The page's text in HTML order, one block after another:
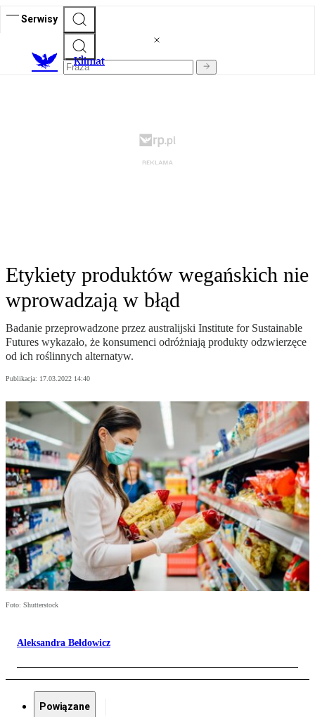
Serwisy
Klimat
Etykiety produktów wegańskich nie
wprowadzają w błąd
Badanie przeprowadzone przez australijski Institute for Sustainable
Futures wykazało, że konsumenci odróżniają produkty odzwierzęce
od ich roślinnych alternatyw.
Publikacja: 17.03.2022 14:40
Foto: Shutterstock
Aleksandra Bełdowicz
Powiązane